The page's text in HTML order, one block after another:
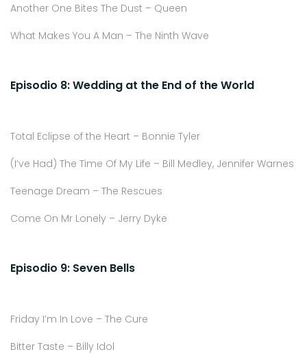
Another One Bites The Dust – Queen
What Makes You A Man – The Ninth Wave
Episodio 8: Wedding at the End of the World
Total Eclipse of the Heart – Bonnie Tyler
(I’ve Had) The Time Of My Life – Bill Medley, Jennifer Warnes
Teenage Dream – The Rescues
Come On Mr Lonely – Jerry Dyke
Episodio 9: Seven Bells
Friday I’m In Love – The Cure
Bitter Taste – Billy Idol